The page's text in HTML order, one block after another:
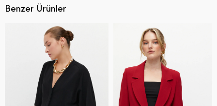
Benzer Ürünler